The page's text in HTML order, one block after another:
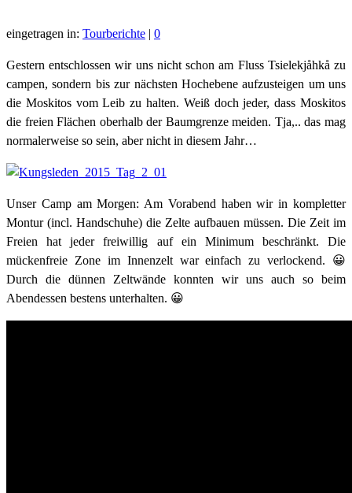
eingetragen in: Tourberichte | 0
Gestern entschlossen wir uns nicht schon am Fluss Tsielekjåhkå zu
campen, sondern bis zur nächsten Hochebene aufzusteigen um uns
die Moskitos vom Leib zu halten. Weiß doch jeder, dass Moskitos
die freien Flächen oberhalb der Baumgrenze meiden. Tja,.. das mag
normalerweise so sein, aber nicht in diesem Jahr…
Unser Camp am Morgen: Am Vorabend haben wir in kompletter
Montur (incl. Handschuhe) die Zelte aufbauen müssen. Die Zeit im
Freien hat jeder freiwillig auf ein Minimum beschränkt. Die
mückenfreie Zone im Innenzelt war einfach zu verlockend. 😀
Durch die dünnen Zeltwände konnten wir uns auch so beim
Abendessen bestens unterhalten. 😀